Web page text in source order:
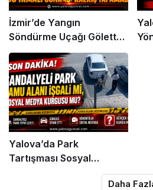
İzmir’de Yangın
Söndürme Uçağı Gölette
Kalkış Yapamadı!
Yalova’da Park
Tartışması Sosyal
Medyada Büyük Yankı
Daha